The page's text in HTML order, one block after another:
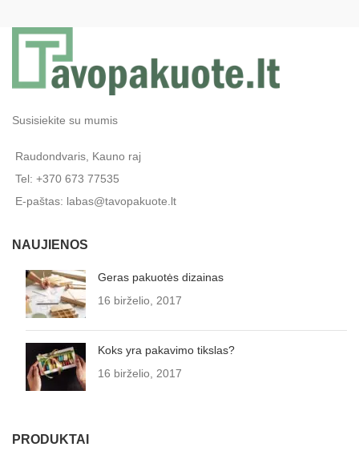
Susisiekite su mumis
Raudondvaris, Kauno raj
Tel: +370 673 77535
E-paštas: labas@tavopakuote.lt
NAUJIENOS
Geras pakuotės dizainas
16 birželio, 2017
Koks yra pakavimo tikslas?
16 birželio, 2017
PRODUKTAI